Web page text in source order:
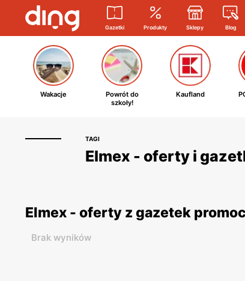
Gazetki Produkty Sklepy Blog
Wakacje
Powrót do
szkoły!
Kaufland
TAGI
Elmex - oferty i
Elmex - oferty z gazetek
Brak wyników